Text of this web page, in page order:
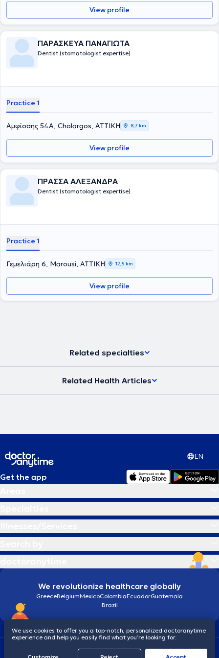
View profile
ΠΑΡΑΣΚΕΥΑ ΠΑΝΑΓΙΩΤΑ
Dentist (stomatologist expertise)
Practice 1
Αμφίσσης 54Α, Cholargos, ΑΤΤΙΚΗ 8,7 km
View profile
ΠΡΑΣΣΑ ΑΛΕΞΑΝΔΡΑ
Dentist (stomatologist expertise)
Practice 1
Γεμελιάρη 6, Marousi, ΑΤΤΙΚΗ 12,5 km
View profile
Related specialties
Related Health Articles
EN
Get the app
We revolutionize healthcare globally
GreeceBelgiumMexicoColombiaEcuadorGuatemala
Brazil
Cookiesdoctoranytime: Data Protection Policy
We use cookies to offer you a top-notch, personalized doctoranytime
experience and help you easily find what you’re looking for.